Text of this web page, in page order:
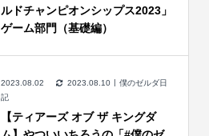
ルドチャンピオンシップス2023」
ゲーム部門（基礎編）
2023.08.02 2023.08.10
僕のゼルダ日
記
【ティアーズ オブ ザ キングダ